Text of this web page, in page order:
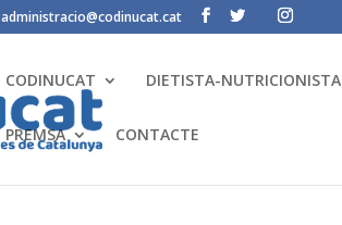
administracio@codinucat.cat
CODINUCAT DIETISTA-NUTRICIONISTA
PREMSA CONTACTE